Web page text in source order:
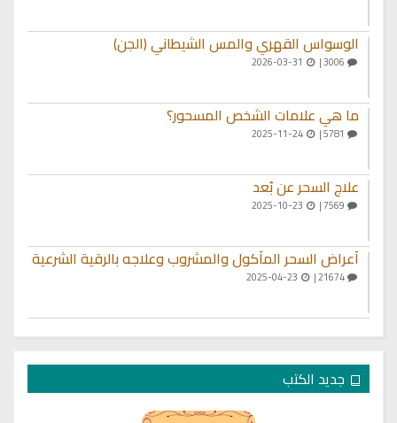
الوسواس القهري والمس الشيطاني (الجن)
ما هي علامات الشخص المسحور؟
2025-11-24
علاج السحر عن بُعد
أعراض السحر المأكول والمشروب وعلاجه بالرقية الشرعية
21674 |
جديد الكتب